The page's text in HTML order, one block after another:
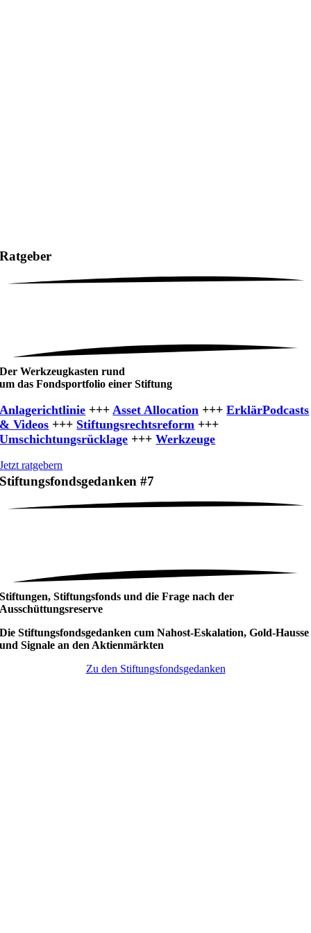
Ratgeber
Der Werkzeug­kasten rund
um das Fondsportfolio einer Stiftung
Anlagerichtlinie +++ Asset Allocation +++ErklärPodcasts
& Videos +++ Stiftungsrechtsreform +++
Umschichtungsrücklage +++Werkzeuge
Jetzt ratgebern
Stiftungsfondsgedanken #7
Stiftungen, Stiftungsfonds und die Frage nach der
Ausschüttungsreserve
Die Stiftungsfondsgedanken cum Nahost-Eskalation, Gold-Hausse
und Signale an den Aktienmärkten
Zu den Stiftungsfondsgedanken